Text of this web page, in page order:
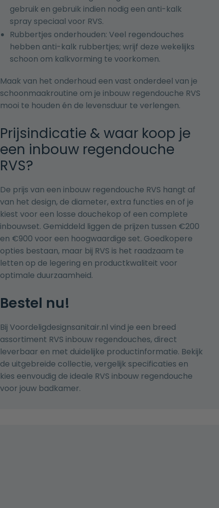
gebruik en gebruik indien nodig een anti-kalk
spray speciaal voor RVS.
Rubbertjes onderhouden: Veel regendouches
hebben anti-kalk rubbertjes; wrijf deze wekelijks
schoon om kalkvorming te voorkomen.
Maak van het onderhoud een vast onderdeel van je
schoonmaakroutine om je inbouw regendouche RVS
mooi te houden én de levensduur te verlengen.
Prijsindicatie & waar koop je
een inbouw regendouche
RVS?
De prijs van een inbouw regendouche RVS hangt af
van het design, de diameter, extra functies en of je
kiest voor een losse douchekop of een complete
inbouwset. Gemiddeld liggen de prijzen tussen €200
en €900 voor een hoogwaardige set. Goedkopere
opties bestaan, maar bij RVS is het raadzaam te
letten op de legering en productkwaliteit voor
optimale duurzaamheid.
Bestel nu!
Bij Voordeligdesignsanitair.nl vind je een breed
assortiment RVS inbouw regendouches, direct
leverbaar en met duidelijke productinformatie. Bekijk
de uitgebreide collectie, vergelijk specificaties en
kies eenvoudig de ideale RVS inbouw regendouche
voor jouw badkamer.